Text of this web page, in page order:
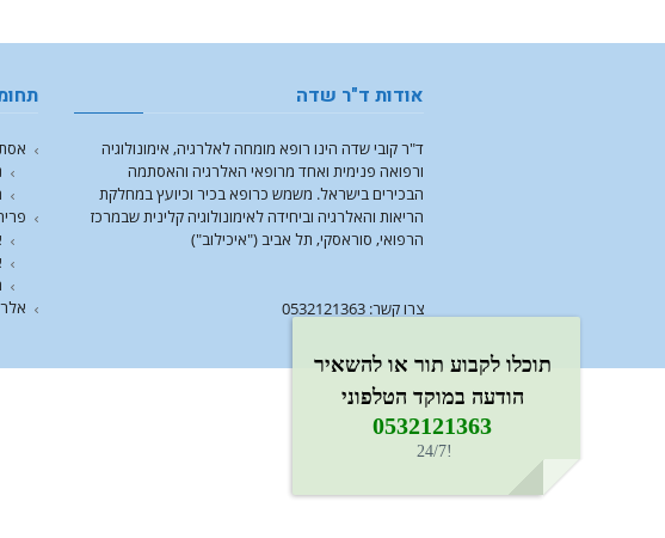
אודות ד"ר שדה
ד"ר קובי שדה הינו רופא מומחה לאלרגיה, אימונולוגיה
ורפואה פנימית ואחד מרופאי האלרגיה והאסתמה
הבכירים בישראל. משמש כרופא בכיר וכיועץ במחלקת
הריאות והאלרגיה וביחידה לאימונולוגיה קלינית שבמרכז
הרפואי, סוראסקי, תל אביב ("איכילוב")
צרו קשר: 0532121363
תוכלו לקבוע תור או להשאיר
הודעה במוקד הטלפוני
0532121363​
!24/7